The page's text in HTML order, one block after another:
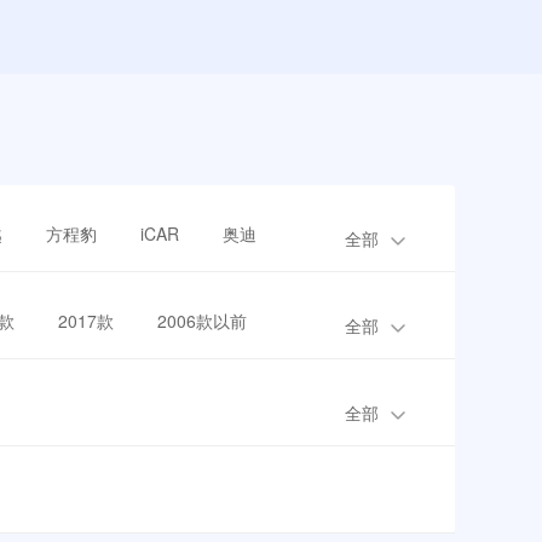
方程豹 iCAR 奥迪 全部
2017款 2006款以前 全部
全部